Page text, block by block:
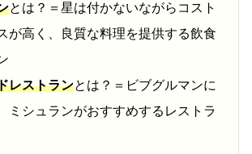
とは？＝星は付かないながらコスト
が高く、良質な料理を提供する飲食
レストランとは？＝ビブグルマンに
ミシュランがおすすめするレストラ